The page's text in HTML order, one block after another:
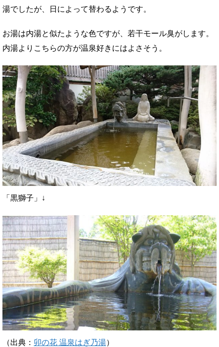
湯でしたが、日によって替わるようです。
お湯は内湯と似たような色ですが、若干モール臭がします。
内湯よりこちらの方が温泉好きにはよさそう。
「黒獅子」↓
（出典： 卯の花 温泉はぎ乃湯）